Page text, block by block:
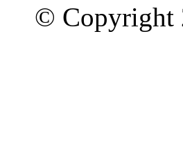
© Copyright